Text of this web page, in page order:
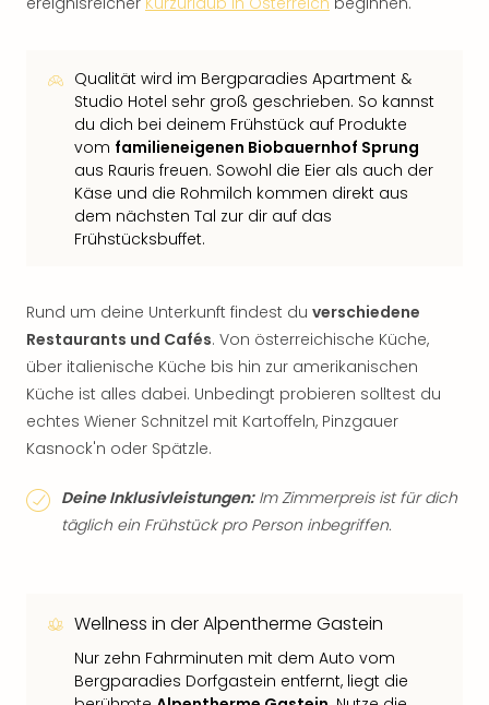
Qualität wird im Bergparadies Apartment &
Studio Hotel sehr groß geschrieben. So kannst
du dich bei deinem Frühstück auf Produkte
vom familieneigenen Biobauernhof Sprung
aus Rauris freuen. Sowohl die Eier als auch der
Käse und die Rohmilch kommen direkt aus
dem nächsten Tal zur dir auf das
Frühstücksbuffet.
Rund um deine Unterkunft findest du verschiedene
Restaurants und Cafés. Von österreichische Küche,
über italienische Küche bis hin zur amerikanischen
Küche ist alles dabei. Unbedingt probieren solltest du
echtes Wiener Schnitzel mit Kartoffeln, Pinzgauer
Kasnock'n oder Spätzle.
Deine Inklusivleistungen:Im Zimmerpreis ist für dich
täglich ein Frühstück pro Person inbegriffen.
Wellness in der Alpentherme Gastein
Nur zehn Fahrminuten mit dem Auto vom
Bergparadies Dorfgastein entfernt, liegt die